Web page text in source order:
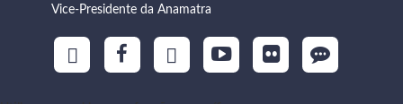
Vice-Presidente da Anamatra